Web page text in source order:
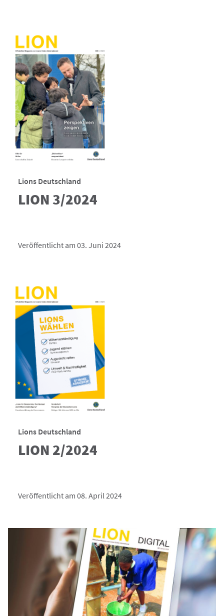
Lions Deutschland
LION 3/2024
Veröffentlicht am 03. Juni 2024
Lions Deutschland
LION 2/2024
Veröffentlicht am 08. April 2024